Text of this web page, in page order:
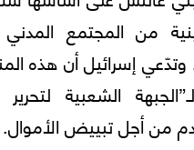
من المجتمع
وتدّعي إسرائيل أن هذه
الشعبية
من أجل تبييض الأموال.